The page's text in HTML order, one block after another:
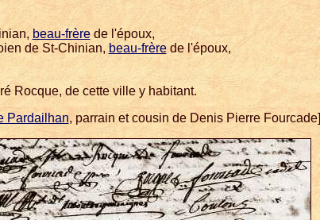
beau-frèrede l'époux,
de St-Chinian, beau-frèrede l'époux,
Rocque, de cette ville y habitant.
Pardailhan, parrain et cousin de Denis Pierre Fourcade]